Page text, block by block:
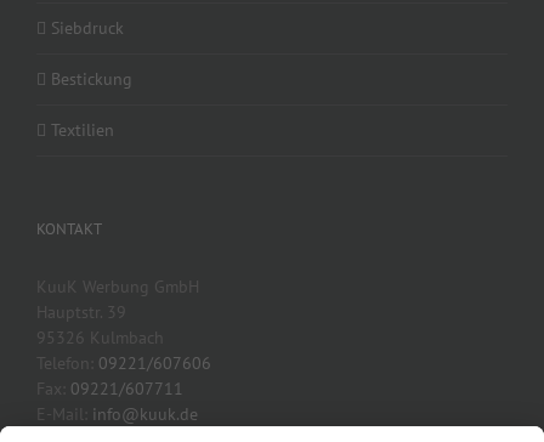
Siebdruck
Bestickung
Textilien
KONTAKT
KuuK Werbung GmbH
Hauptstr. 39
95326 Kulmbach
Telefon: 09221/607606
Fax: 09221/607711
E-Mail: info@kuuk.de